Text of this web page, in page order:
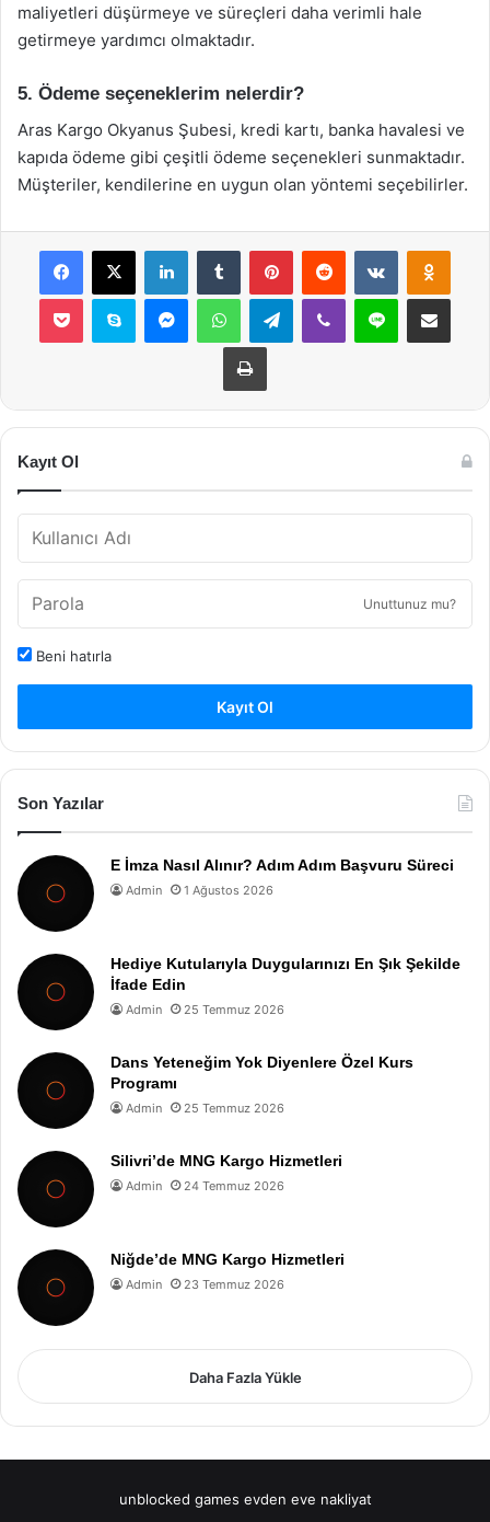
maliyetleri düşürmeye ve süreçleri daha verimli hale
getirmeye yardımcı olmaktadır.
5. Ödeme seçeneklerim nelerdir?
Aras Kargo Okyanus Şubesi, kredi kartı, banka havalesi ve
kapıda ödeme gibi çeşitli ödeme seçenekleri sunmaktadır.
Müşteriler, kendilerine en uygun olan yöntemi seçebilirler.
Facebook
X LinkedInTumblr PinterestReddit VKontakte
Pocket Skype MessengerWhatsAppTelegramViber Line E-Posta ile
Yazdır
Kayıt Ol
Unuttunuz mu?
Beni hatırla
Kayıt Ol
Son Yazılar
E İmza Nasıl Alınır? Adım Adım Başvuru Süreci
Admin 1 Ağustos 2026
Hediye Kutularıyla Duygularınızı En Şık Şekilde
İfade Edin
Admin 25 Temmuz 2026
Dans Yeteneğim Yok Diyenlere Özel Kurs
Programı
Admin 25 Temmuz 2026
Silivri’de MNG Kargo Hizmetleri
Admin 24 Temmuz 2026
Niğde’de MNG Kargo Hizmetleri
Admin 23 Temmuz 2026
Daha Fazla Yükle
unblocked games evden eve nakliyat